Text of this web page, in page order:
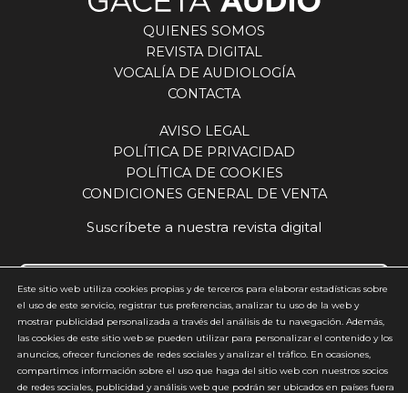
QUIENES SOMOS
REVISTA DIGITAL
VOCALÍA DE AUDIOLOGÍA
CONTACTA
AVISO LEGAL
POLÍTICA DE PRIVACIDAD
POLÍTICA DE COOKIES
CONDICIONES GENERAL DE VENTA
Suscríbete a nuestra revista digital
Acepto y estoy de acuerdo con lapolítica de privacidad(requerido)
*
Este sitio web utiliza cookies propias y de terceros para elaborar estadísticas sobre
el uso de este servicio, registrar tus preferencias, analizar tu uso de la web y
mostrar publicidad personalizada a través del análisis de tu navegación. Además,
las cookies de este sitio web se pueden utilizar para personalizar el contenido y los
anuncios, ofrecer funciones de redes sociales y analizar el tráfico. En ocasiones,
compartimos información sobre el uso que haga del sitio web con nuestros socios
de redes sociales, publicidad y análisis web que podrán ser ubicados en países fuera